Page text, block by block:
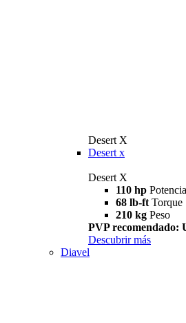
Desert X
Desert x
Desert X
110 hp Potencia
68 lb-ft Torque
210 kg Peso
PVP recomendado:
Descubrir más
Diavel